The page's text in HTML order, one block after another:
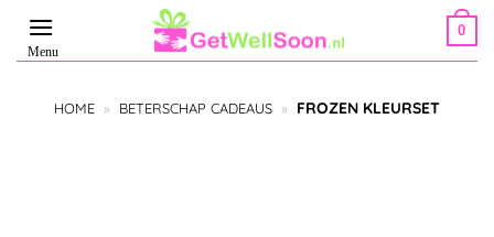
naar
inhoud
0
HOME » BETERSCHAP CADEAUS » FROZEN KLEURSET